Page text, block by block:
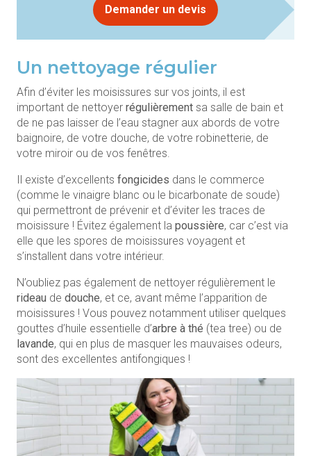
Demander un devis
Un nettoyage régulier
Afin d’éviter les moisissures sur vos joints, il est
important de nettoyer régulièrement sa salle de bain et
de ne pas laisser de l’eau stagner aux abords de votre
baignoire, de votre douche, de votre robinetterie, de
votre miroir ou de vos fenêtres.
Il existe d’excellents fongicides dans le commerce
(comme le vinaigre blanc ou le bicarbonate de soude)
qui permettront de prévenir et d’éviter les traces de
moisissure ! Évitez également la poussière, car c’est via
elle que les spores de moisissures voyagent et
s’installent dans votre intérieur.
N’oubliez pas également de nettoyer régulièrement le
rideau de douche, et ce, avant même l’apparition de
moisissures ! Vous pouvez notamment utiliser quelques
gouttes d’huile essentielle d’arbre à thé (tea tree) ou de
lavande, qui en plus de masquer les mauvaises odeurs,
sont des excellentes antifongiques !